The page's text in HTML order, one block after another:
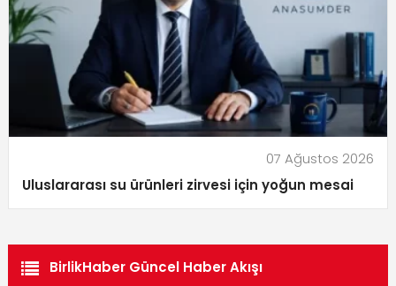
07 Ağustos 2026
Uluslararası su ürünleri zirvesi için yoğun mesai
BirlikHaber Güncel Haber Akışı